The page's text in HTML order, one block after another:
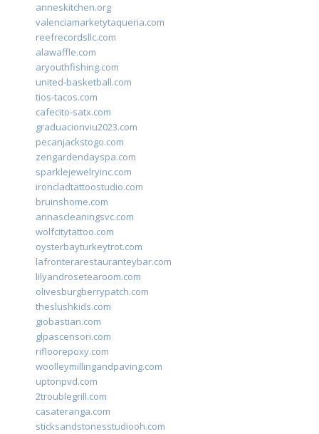
anneskitchen.org
valenciamarketytaqueria.com
reefrecordsllc.com
alawaffle.com
aryouthfishing.com
united-basketball.com
tios-tacos.com
cafecito-satx.com
graduacionviu2023.com
pecanjackstogo.com
zengardendayspa.com
sparklejewelryinc.com
ironcladtattoostudio.com
bruinshome.com
annascleaningsvc.com
wolfcitytattoo.com
oysterbayturkeytrot.com
lafronterarestauranteybar.com
lilyandrosetearoom.com
olivesburgberrypatch.com
theslushkids.com
giobastian.com
glpascensori.com
rifloorepoxy.com
woolleymillingandpaving.com
uptonpvd.com
2troublegrill.com
casateranga.com
sticksandstonesstudiooh.com